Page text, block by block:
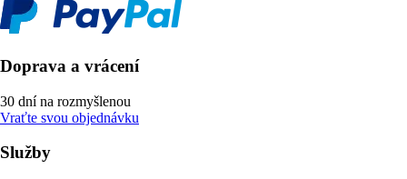
Doprava a vrácení
30 dní na rozmyšlenou
Vraťte svou objednávku
Služby